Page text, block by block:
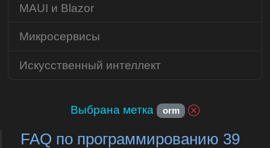
Выбрана метка orm
FAQ по программированию 39
MAUI и Blazor
Микросервисы
Искусственный интеллект